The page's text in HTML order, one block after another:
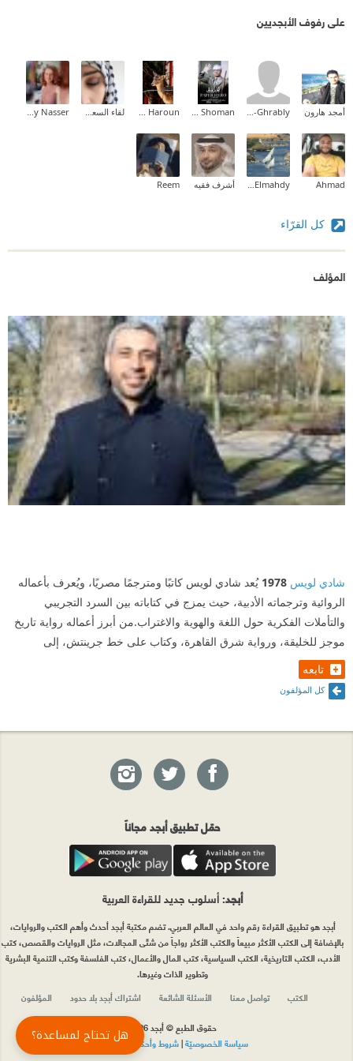
على رفوف الأبجديين
أمجد هارون
Ahmad أشرف فقيه Reem
كل القرّاء
المؤلف
شادي لويس 1978 يُعد شادي لويس كاتبًا ومترجمًا مصريًا، ويُعرف بأعماله
الروائية وترجماته الأدبية، حيث يمزج في كتاباته بين السرد التجريبي
والتأملات الفكرية حول اللغة والهوية والاغتراب.من أبرز أعماله رواية تاريخ
موجز للخليقة، ورواية شرق القاهرة، وكتاب على خط جرينتش، إلى
تابعه
كل المؤلفون
حمّل تطبيق أبجد مجاناً
أبجد: أسلوب جديد للقراءة العربية
أبجد هو تطبيق القراءة رقم واحد في العالم العربي. تضم مكتبة أبجد أحدث وأهم الكتب والروايات،
بالإضافة إلى الكتب الأكثر مبيعاً والكتب الأكثر رواجاً من شتّى المجالات، مثل الروايات والقصص، كتب
الأدب، الكتب التاريخية، الكتب السياسية، كتب المال والأعمال، كتب الفلسفة وكتب التنمية البشرية
وتطوير الذات وغيرها.
الكتب
تواصل معنا الأسئلة الشائعة اشتراك أبجد بلا حدود
المؤلفون
حقوق الطبع © أبجد 2026
سياسة الخصوصيّة|شروط وأحكام الاستخدامهل تحتاج لمساعدة؟